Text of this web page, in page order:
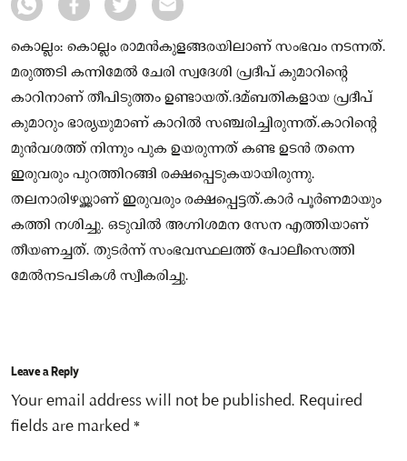
കൊല്ലം: കൊല്ലം രാമൻകുളങ്ങരയിലാണ് സംഭവം നടന്നത്.
മരുത്തടി കന്നിമേല്‍ ചേരി സ്വദേശി പ്രദീപ് കുമാറിന്റെ
കാറിനാണ് തീപിടുത്തം ഉണ്ടായത്.ദമ്ബതികളായ പ്രദീപ്
കുമാറും ഭാര്യയുമാണ് കാറില്‍ സഞ്ചരിച്ചിരുന്നത്.കാറിന്റെ
മുൻവശത്ത് നിന്നും പുക ഉയരുന്നത് കണ്ട ഉടൻ തന്നെ
ഇരുവരും പുറത്തിറങ്ങി രക്ഷപ്പെടുകയായിരുന്നു.
തലനാരിഴയ്ക്കാണ് ഇരുവരും രക്ഷപ്പെട്ടത്.കാർ പൂർണമായും
കത്തി നശിച്ചു. ഒടുവില്‍ അഗ്നിശമന സേന എത്തിയാണ്
തീയണച്ചത്. തുടർന്ന് സംഭവസ്ഥലത്ത് പോലീസെത്തി
മേല്‍നടപടികള്‍ സ്വീകരിച്ചു.
Leave a Reply
Your email address will not be published. Required
fields are marked *